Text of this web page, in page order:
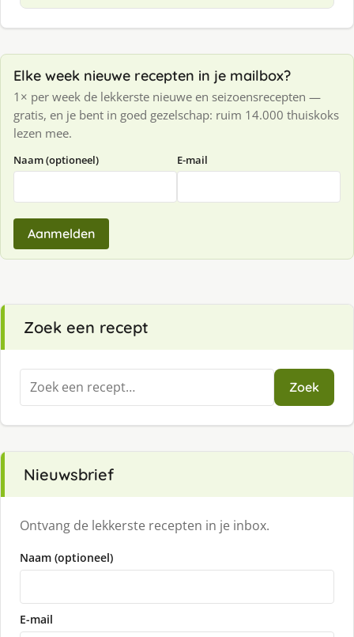
Elke week nieuwe recepten in je mailbox?
1× per week de lekkerste nieuwe en seizoensrecepten —
gratis, en je bent in goed gezelschap: ruim 14.000 thuiskoks
lezen mee.
Naam (optioneel) E-mail
Aanmelden
Zoek een recept
Zoeken
naar:
Zoek
Nieuwsbrief
Ontvang de lekkerste recepten in je inbox.
Naam (optioneel)
E-mail